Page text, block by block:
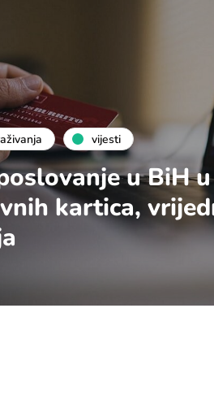
vijesti
u BiH
kartica,